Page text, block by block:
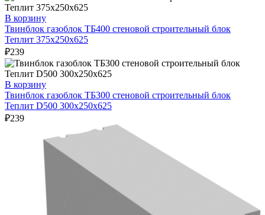
В корзину
Твинблок газоблок ТБ400 стеновой строительный блок
Теплит 375х250х625
₽239
В корзину
Твинблок газоблок ТБ300 стеновой строительный блок
Теплит D500 300х250х625
₽239